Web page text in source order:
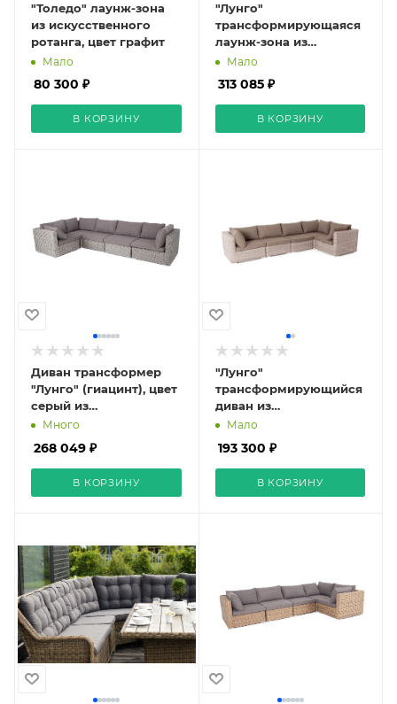
"Толедо" лаунж-зона
из искусственного
ротанга, цвет графит
Мало
80 300 ₽
В КОРЗИНУ
"Лунго"
трансформирующаяся
лаунж-зона из
искусственного
серый
Мало
313 085 ₽
В КОРЗИНУ
Диван трансформер
"Лунго" (гиацинт), цвет
серый из
искусственного
Много
268 049 ₽
В КОРЗИНУ
"Лунго"
трансформирующийся
диван из
искусственного
Мало
193 300 ₽
В КОРЗИНУ